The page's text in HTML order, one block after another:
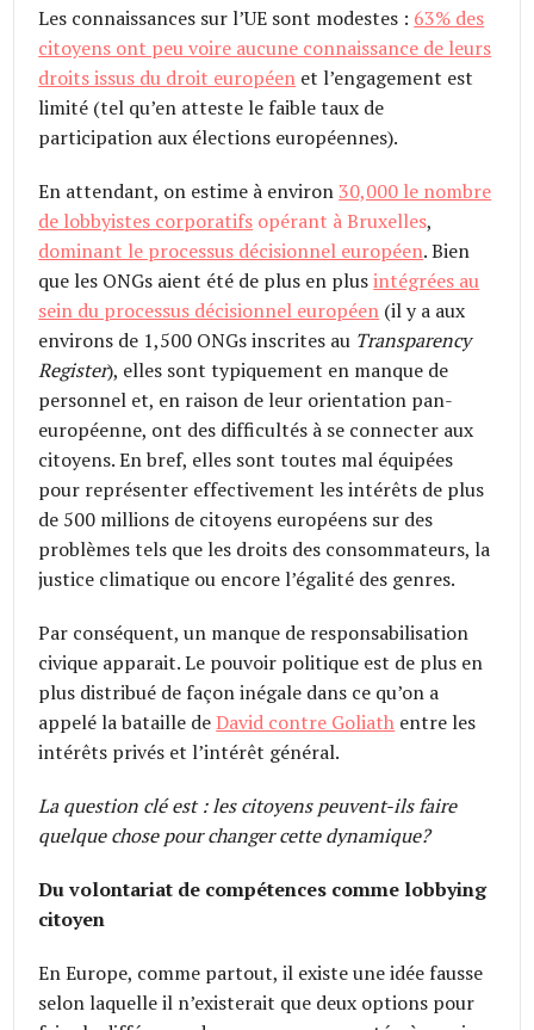
Les connaissances sur l’UE sont modestes : 63% des
citoyens ont peu voire aucune connaissance de leurs
droits issus du droit européen et l’engagement est
limité (tel qu’en atteste le faible taux de
participation aux élections européennes).
En attendant, on estime à environ 30,000 le nombre
de lobbyistes corporatifs opérant à Bruxelles,
dominant le processus décisionnel européen. Bien
que les ONGs aient été de plus en plusintégrées au
sein du processus décisionnel européen (il y a aux
environs de 1,500 ONGs inscrites au Transparency
Register), elles sont typiquement en manque de
personnel et, en raison de leur orientation pan-
européenne, ont des difficultés à se connecter aux
citoyens. En bref, elles sont toutes mal équipées
pour représenter effectivement les intérêts de plus
de 500 millions de citoyens européens sur des
problèmes tels que les droits des consommateurs, la
justice climatique ou encore l’égalité des genres.
Par conséquent, un manque de responsabilisation
civique apparait. Le pouvoir politique est de plus en
plus distribué de façon inégale dans ce qu’on a
appelé la bataille deDavid contre Goliath entre les
intérêts privés et l’intérêt général.
La question clé est : les citoyens peuvent-ils faire
quelque chose pour changer cette dynamique?
Du volontariat de compétences comme lobbying
citoyen
En Europe, comme partout, il existe une idée fausse
selon laquelle il n’existerait que deux options pour